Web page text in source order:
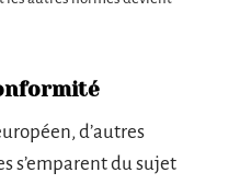
d’autres
s’emparent du sujet